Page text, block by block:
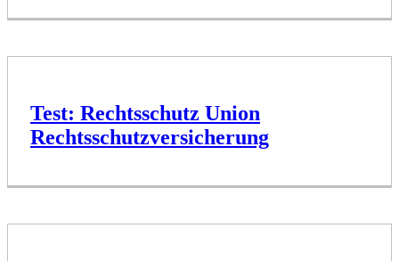
Test: Rechtsschutz Union
Rechtsschutzversicherung